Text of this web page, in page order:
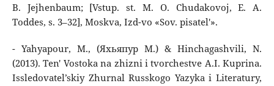
B. Jejhenbaum; [Vstup. st. M. O. Chudakovoj, E. A.
Toddes, s. 3–32], Moskva, Izd-vo «Sov. pisatel'».
- Yahyapour, M., (Яхьяпур М.) & Hinchagashvili, N.
(2013). Ten' Vostoka na zhizni i tvorchestve A.I. Kuprina.
Issledovatel’skiy Zhurnal Russkogo Yazyka i Literatury,